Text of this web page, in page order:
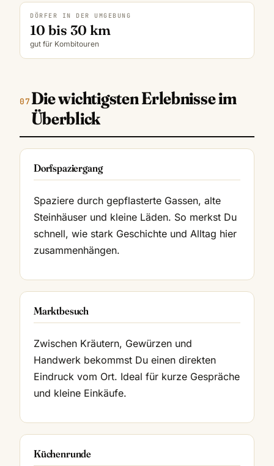
DÖRFER IN DER UMGEBUNG
10 bis 30 km
gut für Kombitouren
Die wichtigsten Erlebnisse im
Überblick
Dorfspaziergang
Spaziere durch gepflasterte Gassen, alte
Steinhäuser und kleine Läden. So merkst Du
schnell, wie stark Geschichte und Alltag hier
zusammenhängen.
Marktbesuch
Zwischen Kräutern, Gewürzen und
Handwerk bekommst Du einen direkten
Eindruck vom Ort. Ideal für kurze Gespräche
und kleine Einkäufe.
Küchenrunde